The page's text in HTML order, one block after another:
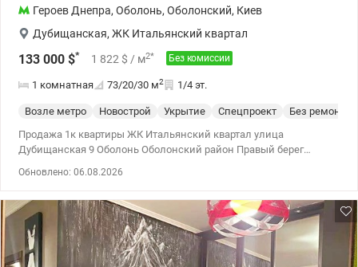
Героев Днепра, Оболонь, Оболонский, Киев
Дубищанская, ЖК Итальянский квартал
133 000 $* 1 822 $ / м2* Без комиссии
1 комнатная 73/20/30 м2 1/4 эт.
Возле метро Новострой Укрытие Спецпроект
Без ремонта
Продажа 1к квартиры ЖК Итальянский квартал улица
Дубищанская 9 Оболонь Оболонский район Правый берег
электричества, утепление стен, пола, гидроизоляция, водяной
теплый пол, положенная плитка и т.п.). Кроме того, есть
дизайнерский проект, есть вся необходимая сантехника,
межкомнатные двери, корзины для кондиционеров,
Обновлено: 06.08.2026